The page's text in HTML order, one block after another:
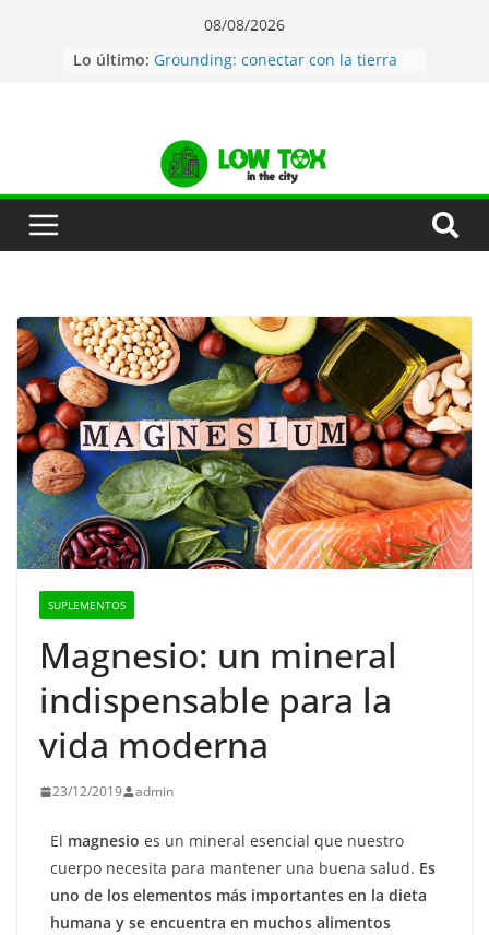
08/08/2026
Lo último:
Auditoría de tóxicos en tu hogar
Grounding: conectar con la tierra
natural
Jabón de lavavajillas natural
SUPLEMENTOS
Magnesio: un mineral
indispensable para la
vida moderna
23/12/2019 admin
El magnesio es un mineral esencial que nuestro
cuerpo necesita para mantener una buena salud. Es
uno de los elementos más importantes en la dieta
humana y se encuentra en muchos alimentos